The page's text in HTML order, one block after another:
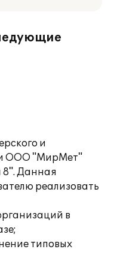
и
ООО "МирМет"
8". Данная
реализовать
в
типовых